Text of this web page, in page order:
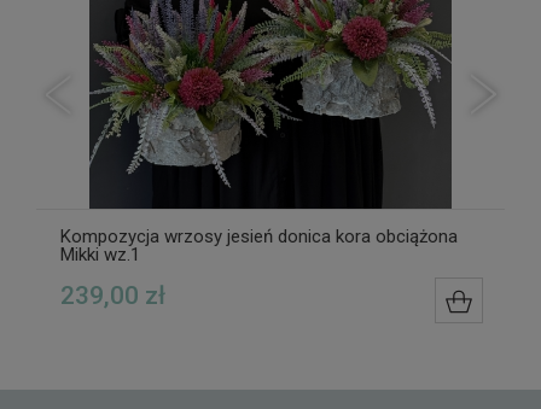
Kompozycja wrzosy jesień donica kora obciążona
Mikki wz.1
239,00 zł